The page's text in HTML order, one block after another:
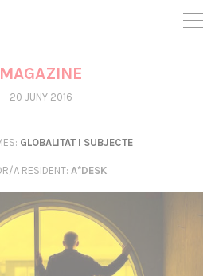
a poder seguir endavant. Ara pots
lo.
MAGAZINE
20 JUNY 2016
GLOBALITAT I SUBJECTE
A RESIDENT: A*DESK